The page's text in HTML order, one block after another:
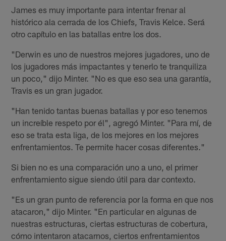
James es muy importante para intentar frenar al
histórico ala cerrada de los Chiefs, Travis Kelce. Será
otro capítulo en las batallas entre los dos.
"Derwin es uno de nuestros mejores jugadores, uno de
los jugadores más impactantes y tenerlo te tranquiliza
un poco," dijo Minter. "No es que eso sea una garantía,
Travis es un gran jugador.
"Han tenido tantas buenas batallas y por eso tenemos
un increíble respeto por él", agregó Minter. "Para mí, de
eso se trata esta liga, de los mejores en los mejores
enfrentamientos. Te permite hacer cosas diferentes."
Si bien no es una comparación uno a uno, el primer
enfrentamiento sigue siendo útil para dar contexto.
"Es un gran punto de referencia por la forma en que nos
atacaron," dijo Minter. "En particular en algunas de
nuestras estructuras, ciertas estructuras de cobertura,
cómo intentaron atacarnos, ciertos enfrentamientos